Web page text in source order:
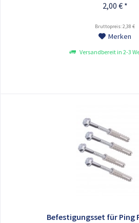
2,00 € *
Bruttopreis: 2,38 €
Merken
Versandbereit in 2-3
Befestigungsset für Ping